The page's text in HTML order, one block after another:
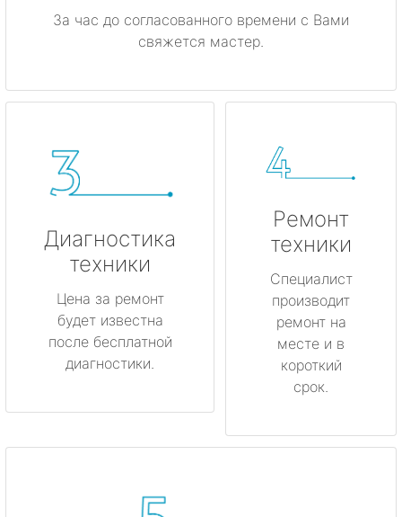
За час до согласованного времени с Вами
свяжется мастер.
Диагностика
техники
Цена за ремонт
будет известна
после бесплатной
диагностики.
Ремонт
техники
Специалист
производит
ремонт на
месте и в
короткий
срок.